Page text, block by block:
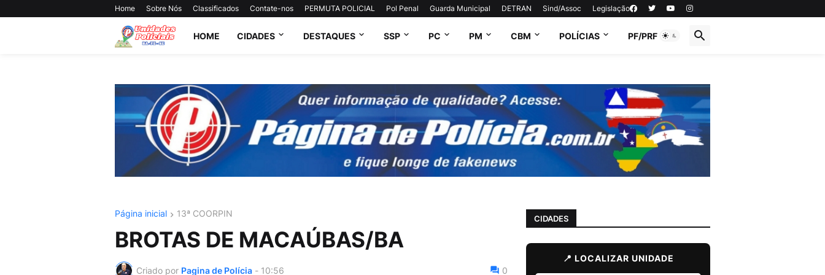
Home Sobre Nós Classificados Contate-nos PERMUTA POLICIAL Pol Penal Guarda Municipal DETRAN Sind/Assoc Legislação
HOME CIDADES DESTAQUES SSP PC PM CBM POLÍCIAS PF/PRF
Página inicial 13ª COORPIN
BROTAS DE MACAÚBAS/BA
Criado por Pagina de Polícia - 10:56 0
CIDADES
📍 LOCALIZAR UNIDADE